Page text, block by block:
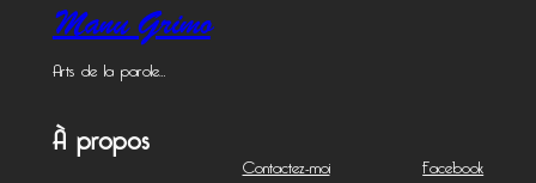
Manu Grimo
Arts de la parole…
À propos
Contactez-moi Facebook